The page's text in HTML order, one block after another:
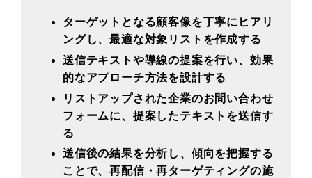
ターゲットとなる顧客像を丁寧にヒアリ
ングし、最適な対象リストを作成する
送信テキストや導線の提案を行い、効果
的なアプローチ方法を設計する
リストアップされた企業のお問い合わせ
フォームに、提案したテキストを送信す
る
送信後の結果を分析し、傾向を把握する
ことで、再配信・再ターゲティングの施